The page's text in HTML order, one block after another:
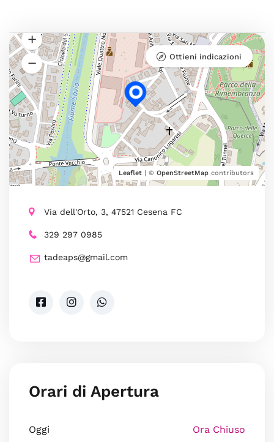
Leaflet | © OpenStreetMap contributors
Ottieni indicazioni
Via dell'Orto, 3, 47521 Cesena FC
329 297 0985
tadeaps@gmail.com
Orari di Apertura
Oggi Ora Chiuso